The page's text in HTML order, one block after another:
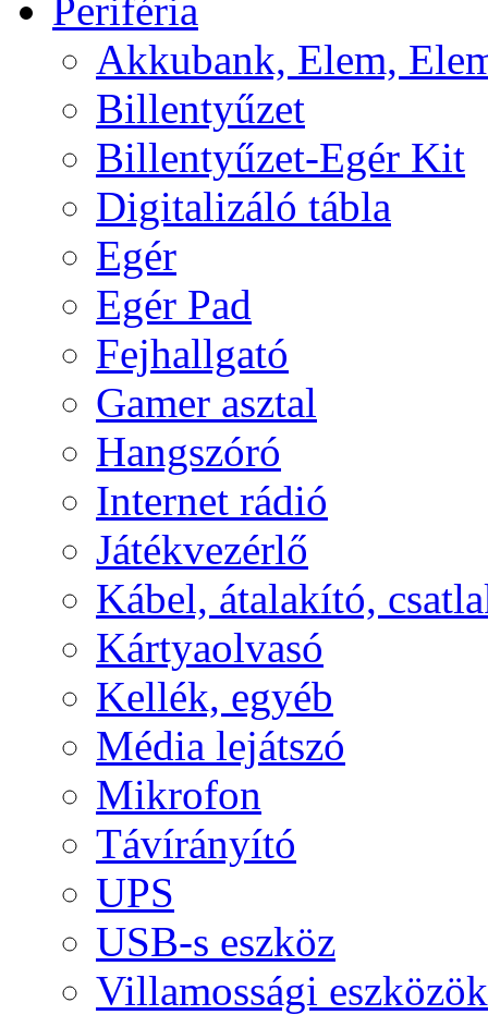
Periféria
Akkubank, Elem,
Billentyűzet
Billentyűzet-Egér Kit
Digitalizáló tábla
Egér
Egér Pad
Fejhallgató
Gamer asztal
Hangszóró
Internet rádió
Játékvezérlő
Kábel, átalakító,
Kártyaolvasó
Kellék, egyéb
Média lejátszó
Mikrofon
Távírányító
UPS
USB-s eszköz
Villamossági eszközök